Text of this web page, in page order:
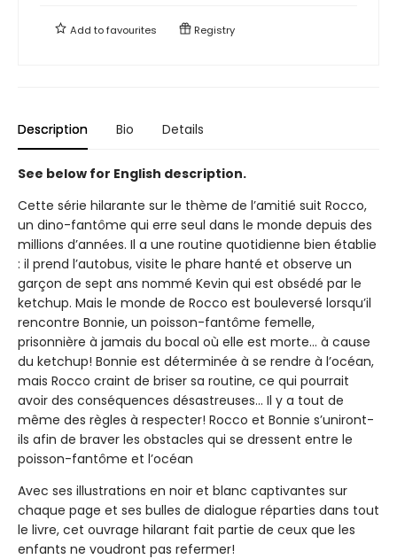
Add tofavourites Registry
Description Bio Details
See below for English description.
Cette série hilarante sur le thème de l’amitié suit Rocco,
un dino-fantôme qui erre seul dans le monde depuis des
millions d’années. Il a une routine quotidienne bien établie
: il prend l’autobus, visite le phare hanté et observe un
garçon de sept ans nommé Kevin qui est obsédé par le
ketchup. Mais le monde de Rocco est bouleversé lorsqu’il
rencontre Bonnie, un poisson-fantôme femelle,
prisonnière à jamais du bocal où elle est morte... à cause
du ketchup! Bonnie est déterminée à se rendre à l’océan,
mais Rocco craint de briser sa routine, ce qui pourrait
avoir des conséquences désastreuses... Il y a tout de
même des règles à respecter! Rocco et Bonnie s’uniront-
ils afin de braver les obstacles qui se dressent entre le
poisson-fantôme et l’océan
Avec ses illustrations en noir et blanc captivantes sur
chaque page et ses bulles de dialogue réparties dans tout
le livre, cet ouvrage hilarant fait partie de ceux que les
enfants ne voudront pas refermer!